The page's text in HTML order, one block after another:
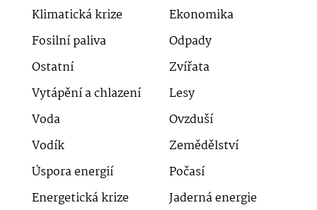
Klimatická krize
Ekonomika
Fosilní paliva
Odpady
Ostatní
Zvířata
Vytápění a chlazení
Lesy
Voda
Ovzduší
Vodík
Zemědělství
Úspora energií
Počasí
Energetická krize
Jaderná energie